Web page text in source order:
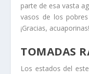
parte de esa vasta
vasos de los
¡Gracias, acuaporinas!
TOMADAS
Los estados del